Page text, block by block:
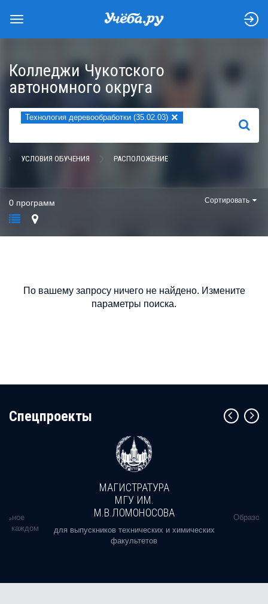
Колледжи Чукотского
автономного округа
Технология деревообработки (35.02.03) ×
НАЙТИ
УСЛОВИЯ ОБУЧЕНИЯ РАСПОЛОЖЕНИЕ
0 программ Сортировать
По вашему запросу ничего не найдено. Измените
параметры поиска.
Cпецпроекты
в каждом
МАГИСТРАТУРА
МГУ ИМ.
М.В.ЛОМОНОСОВА
для выпускников технических и химических
факультетов